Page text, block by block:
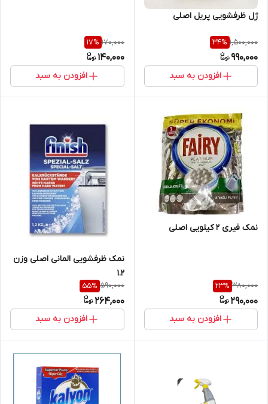
ژل ظرفشویی پریل اصلی
1,500,000
34%
990,000
افزودن به سبد
170,000
17%
140,000
افزودن به سبد
نمک فیری 2 کیلویی اصلی
380,000
23%
290,000
افزودن به سبد
نمک ظرفشویی المانی اصلی وزن
1.2
590,000
55%
264,000
افزودن به سبد